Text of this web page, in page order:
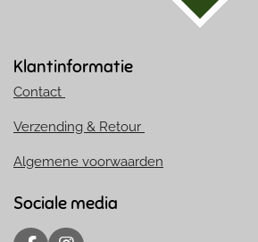
Klantinformatie
Contact
Verzending & Retour
Algemene voorwaarden
Sociale media